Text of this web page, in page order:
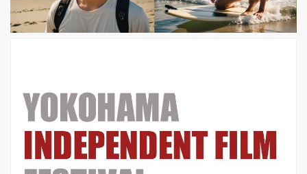
藤梨穂 監督 / 『浮かぶ』吉田奈津美監
督） 上村侑（『許された子どもたち』